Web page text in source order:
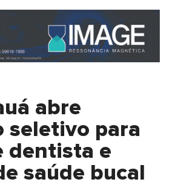
abre
seletivo para
dentista e
saúde bucal